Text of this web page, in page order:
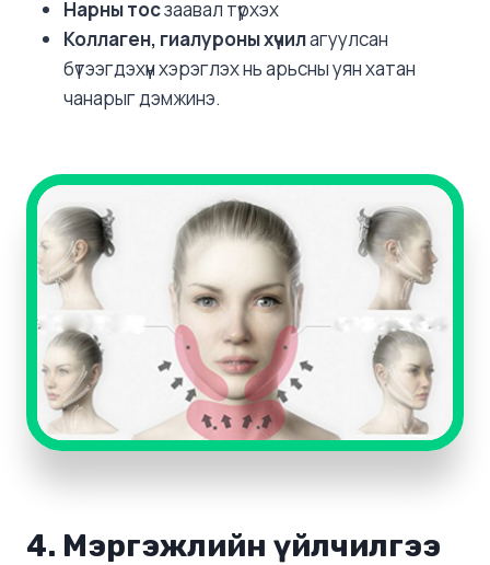
Нарны тосзаавал түрхэх
Коллаген, гиалуроны хүчилагуулсан
бүтээгдэхүүн хэрэглэх нь арьсны уян хатан
чанарыг дэмжинэ.
4. Мэргэжлийн үйлчилгээ